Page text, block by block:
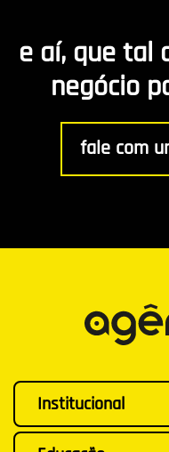
e aí, que tal
negócio
fale com
Institucional